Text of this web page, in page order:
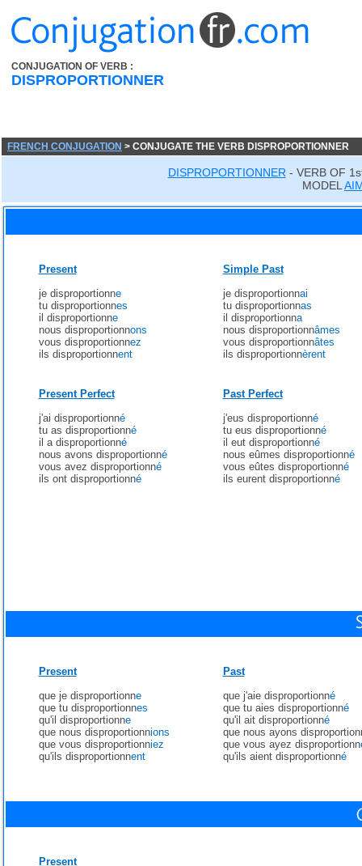
CONJUGATION OF VERB :
DISPROPORTIONNER
FRENCH CONJUGATION > CONJUGATE THE VERB DISPROPORTIONNER
DISPROPORTIONNER - VERB OF
MODEL
Present
je disproportionne
tu disproportionnes
il disproportionne
nous disproportionnons
vous disproportionnez
ils disproportionnent
Simple Past
je disproportionnai
tu disproportionnas
il disproportionna
nous disproportionnâmes
vous disproportionnâtes
ils disproportionnèrent
Present Perfect
j'ai disproportionné
tu as disproportionné
il a disproportionné
nous avons disproportionné
vous avez disproportionné
ils ont disproportionné
Past Perfect
j'eus disproportionné
tu eus disproportionné
il eut disproportionné
nous eûmes disproportionné
vous eûtes disproportionné
ils eurent disproportionné
Present
que je disproportionne
que tu disproportionnes
qu'il disproportionne
que nous disproportionnions
que vous disproportionniez
qu'ils disproportionnent
Past
que j'aie disproportionné
que tu aies disproportionné
qu'il ait disproportionné
que nous ayons
que vous ayez disproportionn
qu'ils aient disproportionné
Present